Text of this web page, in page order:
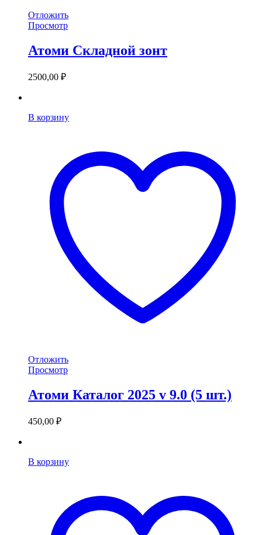
Отложить
Просмотр
Атоми Складной зонт
2500,00 ₽
В корзину
Отложить
Просмотр
Атоми Каталог 2025 v 9.0 (5 шт.)
450,00 ₽
В корзину